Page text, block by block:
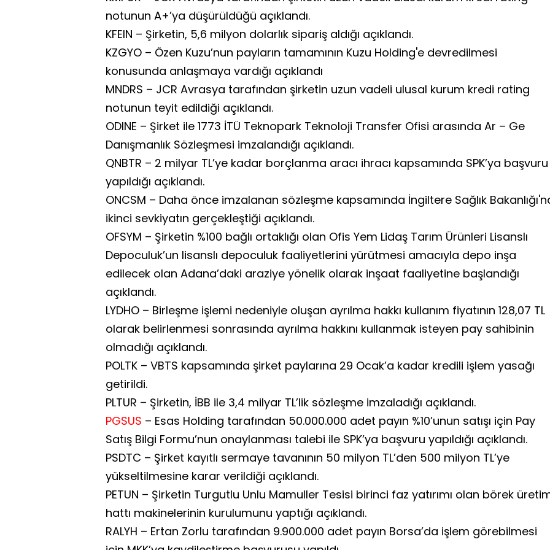
notunun A+’ya düşürüldüğü açıklandı.
KFEIN – Şirketin, 5,6 milyon dolarlık sipariş aldığı açıklandı.
KZGYO – Özen Kuzu’nun payların tamamının Kuzu Holding'e devredilmesi
konusunda anlaşmaya vardığı açıklandı
MNDRS – JCR Avrasya tarafından şirketin uzun vadeli ulusal kurum kredi rating
notunun teyit edildiği açıklandı.
ODINE – Şirket ile 1773 İTÜ Teknopark Teknoloji Transfer Ofisi arasında Ar – Ge
Danışmanlık Sözleşmesi imzalandığı açıklandı.
QNBTR – 2 milyar TL’ye kadar borçlanma aracı ihracı kapsamında SPK’ya başvuru
yapıldığı açıklandı.
ONCSM – Daha önce imzalanan sözleşme kapsamında İngiltere Sağlık
ikinci sevkiyatın gerçekleştiği açıklandı.
OFSYM – Şirketin %100 bağlı ortaklığı olan Ofis Yem Lidaş Tarım Ürünleri Lisanslı
Depoculuk’un lisanslı depoculuk faaliyetlerini yürütmesi amacıyla depo inşa
edilecek olan Adana’daki araziye yönelik olarak inşaat faaliyetine başlandığı
açıklandı.
LYDHO – Birleşme işlemi nedeniyle oluşan ayrılma hakkı kullanım fiyatının 128,07 TL
olarak belirlenmesi sonrasında ayrılma hakkını kullanmak isteyen pay sahibinin
olmadığı açıklandı.
POLTK – VBTS kapsamında şirket paylarına 29 Ocak’a kadar kredili işlem yasağı
getirildi.
PLTUR – Şirketin, İBB ile 3,4 milyar TL’lik sözleşme imzaladığı açıklandı.
PGSUS – Esas Holding tarafından 50.000.000 adet payın %10’unun satışı için Pay
Satış Bilgi Formu’nun onaylanması talebi ile SPK’ya başvuru yapıldığı açıklandı.
PSDTC – Şirket kayıtlı sermaye tavanının 50 milyon TL’den 500 milyon TL’ye
yükseltilmesine karar verildiği açıklandı.
PETUN – Şirketin Turgutlu Unlu Mamuller Tesisi birinci faz yatırımı olan börek
hattı makinelerinin kurulumunu yaptığı açıklandı.
RALYH – Ertan Zorlu tarafından 9.900.000 adet payın Borsa’da işlem görebilmesi